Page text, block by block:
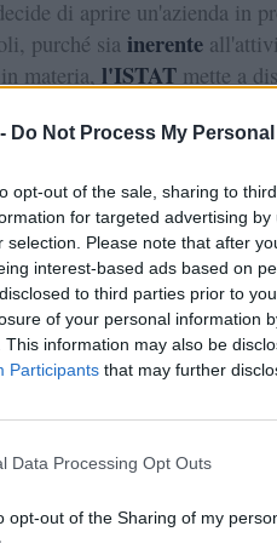
Do Not Process My
opt-out of the sale, sharing to
for targeted advertising
selection. Please note that after
interest-based ads based on
to third parties prior to
of your personal information
This information may also be
Participants that may further
Data Processing Opt Outs
opt-out of the Sharing of my
di aprire un'azienda in
purché sia inerente
materia, l'ISTAT mette a
.
modus operandi è
e competenze in
è preferibile richiedere il
o di un consulente del
sanzioniper omessi
fiscale.